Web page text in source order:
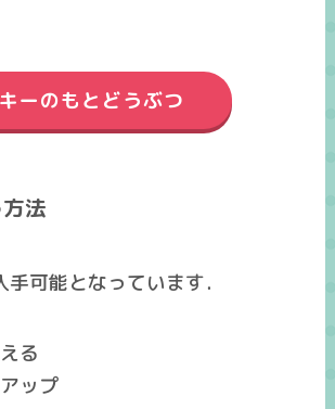
キーのもとどうぶつ
法
可能となっています．
る
ップ